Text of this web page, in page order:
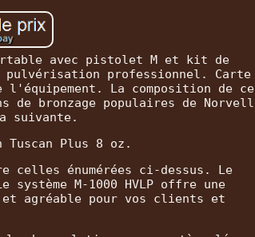
avec pistolet M et kit de
pulvérisation professionnel. Carte
La composition de ce
bronzage populaires de Norvell
suivante.
Plus 8 oz.
énumérées ci-dessus. Le
M-1000 HVLP offre une
et agréable pour vos clients et